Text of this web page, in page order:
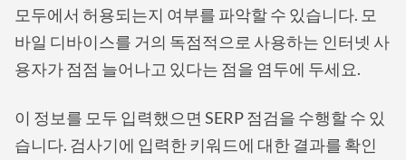
모두에서 허용되는지 여부를 파악할 수 있습니다. 모
바일 디바이스를 거의 독점적으로 사용하는 인터넷 사
용자가 점점 늘어나고 있다는 점을 염두에 두세요.
이 정보를 모두 입력했으면 SERP 점검을 수행할 수 있
습니다. 검사기에 입력한 키워드에 대한 결과를 확인